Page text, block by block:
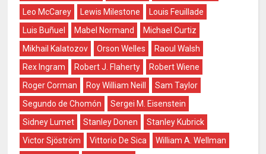
Leo McCarey
Lewis Milestone
Louis Feuillade
Luis Buñuel
Mabel Normand
Michael Curtiz
Mikhail Kalatozov
Orson Welles
Raoul Walsh
Rex Ingram
Robert J. Flaherty
Robert Wiene
Roger Corman
Roy William Neill
Sam Taylor
Segundo de Chomón
Sergei M. Eisenstein
Sidney Lumet
Stanley Donen
Stanley Kubrick
Victor Sjöström
Vittorio De Sica
William A. Wellman